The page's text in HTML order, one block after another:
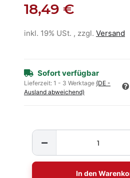
18,49 €
inkl. 19% USt. , zzgl. Versand
Sofort verfügbar
Lieferzeit: 1 - 3 Werktage (DE -
Ausland abweichend)
In den